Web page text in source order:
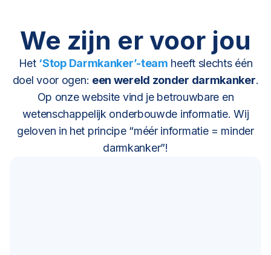
We zijn er voor jou
Het ‘Stop Darmkanker’-team heeft slechts één
doel voor ogen: een wereld zonder darmkanker.
Op onze website vind je betrouwbare en
wetenschappelijk onderbouwde informatie. Wij
geloven in het principe “méér informatie = minder
darmkanker”!